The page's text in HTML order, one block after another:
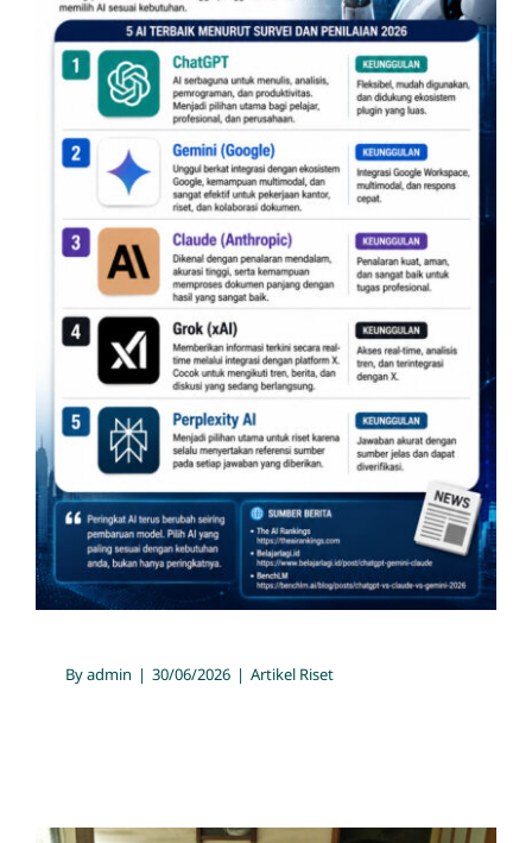
Artikel Riset
Byadmin | 30/06/2026 | Artikel Riset